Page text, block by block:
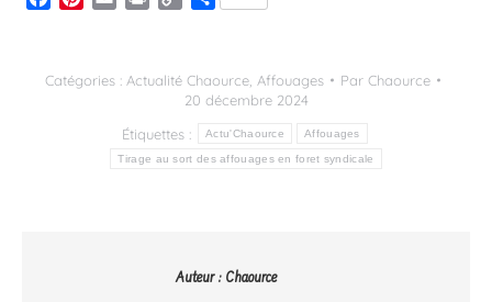
Catégories : Actualité Chaource, Affouages Par Chaource
20 décembre 2024
Étiquettes :
Actu'Chaource Affouages
Tirage au sort des affouages en foret syndicale
Auteur : Chaource